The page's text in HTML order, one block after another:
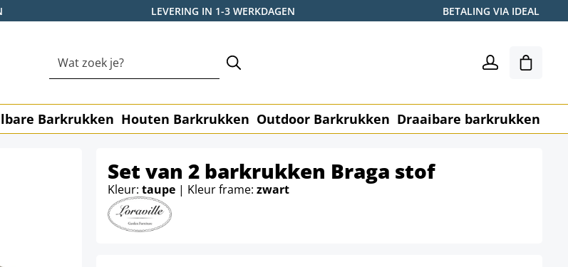
LEVERING IN 1-3 WERKDAGEN BETALING VIA IDEAL
Barkrukken Houten Barkrukken Outdoor Barkrukken Draaibare barkrukken
Set van 2 barkrukken Braga stof
Kleur: taupe | Kleur frame: zwart